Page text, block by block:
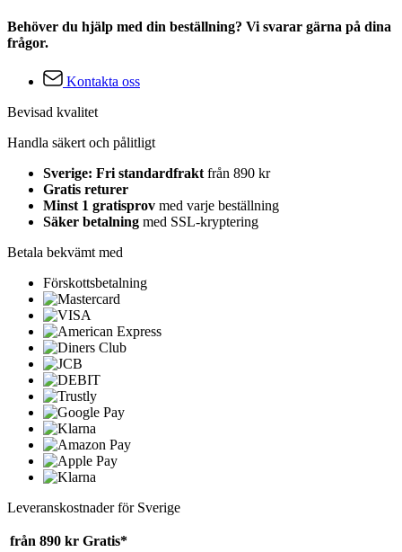
Behöver du hjälp med din beställning? Vi svarar gärna på dina
frågor.
Kontakta oss
Bevisad kvalitet
Handla säkert och pålitligt
Sverige: Fri standardfrakt från 890 kr
Gratis returer
Minst 1 gratisprov med varje beställning
Säker betalning med SSL-kryptering
Betala bekvämt med
Förskottsbetalning
Leveranskostnader för Sverige
från 890 kr Gratis*